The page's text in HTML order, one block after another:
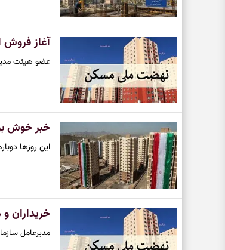
آغاز
عضو هیئت مدیره بانک
خبر خوش
این روزها
خریداران
مدیرعامل سازمان ملی زمین و مسکن